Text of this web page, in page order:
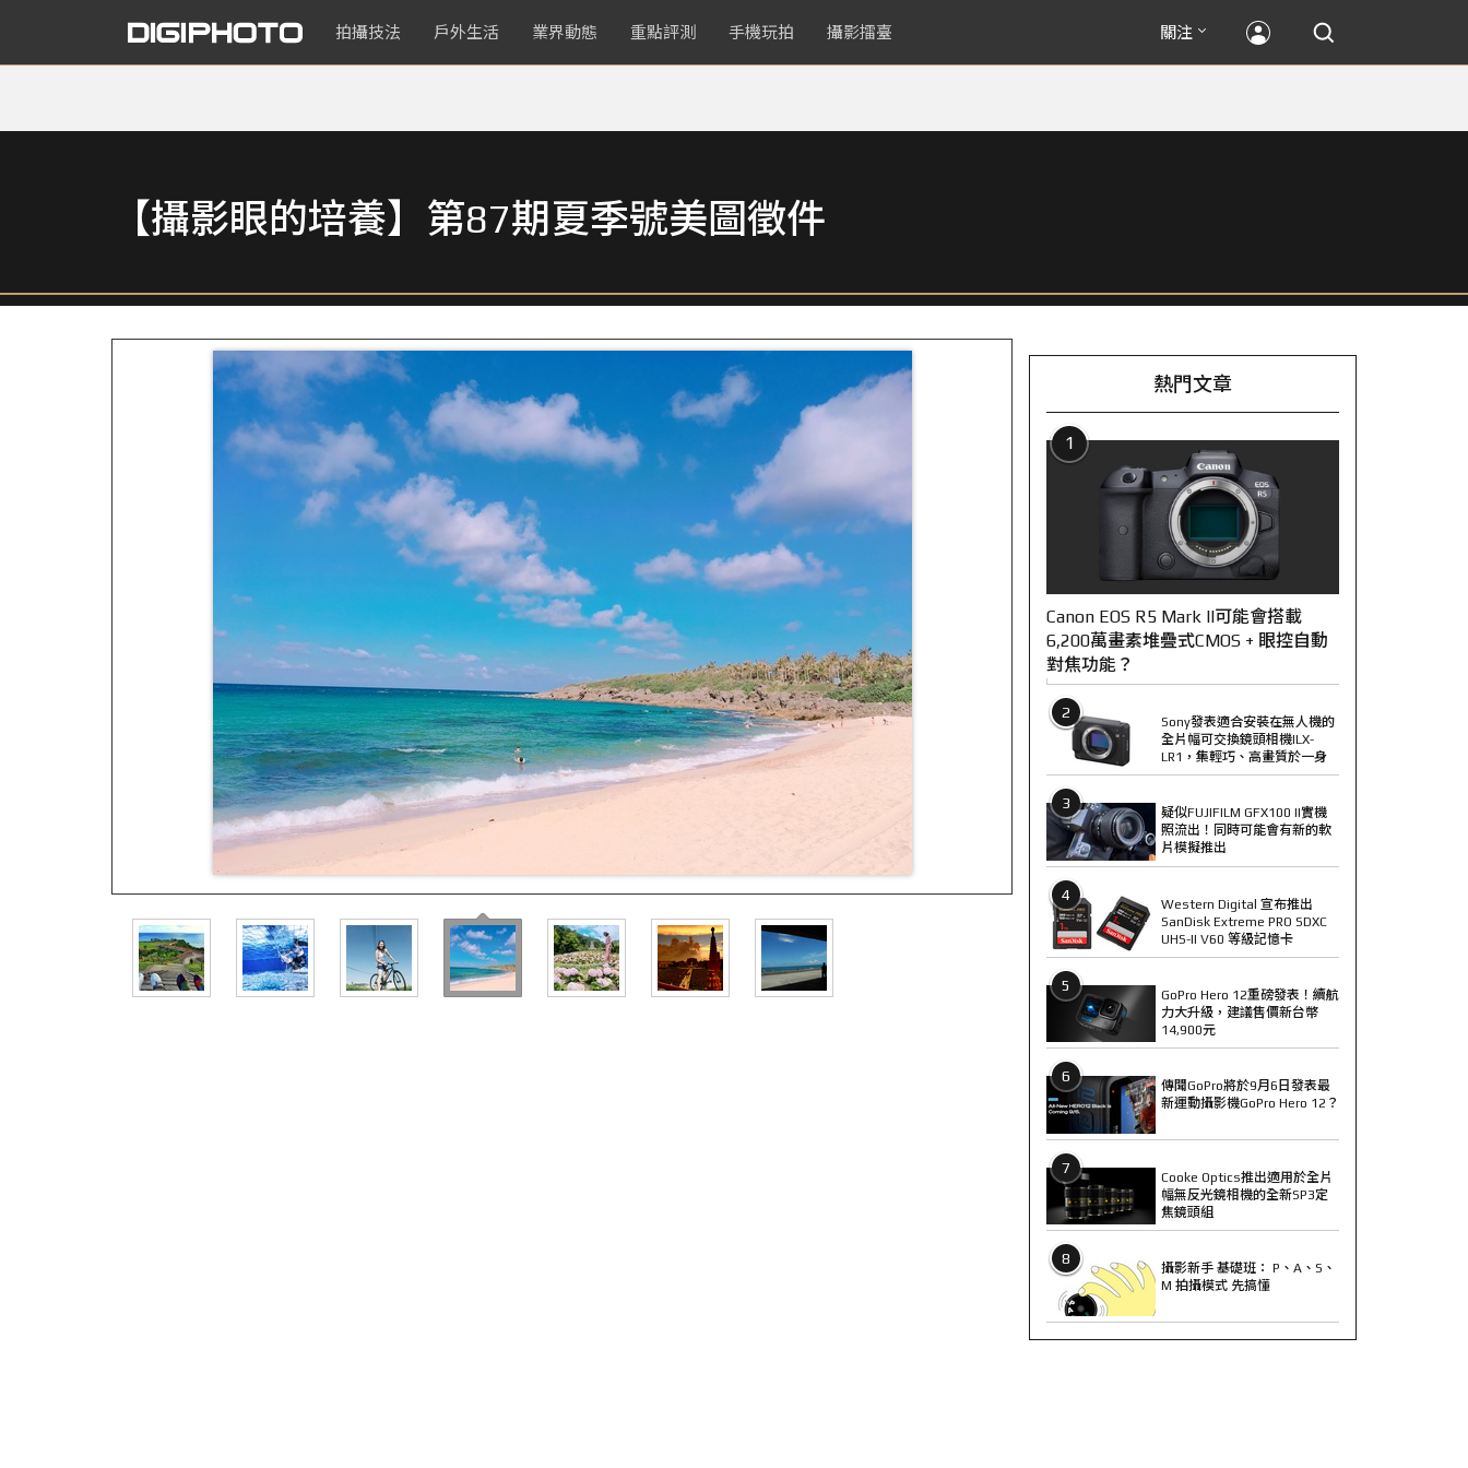
拍攝技法 戶外生活 業界動態 重點評測 手機玩拍 攝影擂臺 關注
【攝影眼的培養】第87期夏季號美圖徵件
熱門文章
1
Canon EOS R5 Mark II可能會搭載
6,200萬畫素堆疊式CMOS + 眼控自動
對焦功能？
2
Sony發表適合安裝在無人機的
全片幅可交換鏡頭相機ILX-
LR1，集輕巧、高畫質於一身
3
疑似FUJIFILM GFX100 II實機
照流出！同時可能會有新的軟
片模擬推出
4
Western Digital 宣布推出
SanDisk Extreme PRO SDXC
UHS-II V60 等級記憶卡
5
GoPro Hero 12重磅發表！續航
力大升級，建議售價新台幣
14,900元
6
傳聞GoPro將於9月6日發表最
新運動攝影機GoPro Hero 12？
7
Cooke Optics推出適用於全片
幅無反光鏡相機的全新SP3定
焦鏡頭組
8
攝影新手 基礎班： P、A、S、
M 拍攝模式 先搞懂